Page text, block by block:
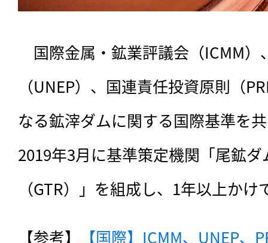
国際金属・鉱業評議会（ICMM）
（UNEP）、国連責任投資原則（
なる鉱滓ダムに関する国際基準を
2019年3月に基準策定機関「尾鉱
（GTR）」を組成し、1年以上か
【参考】
【国際】ICMM、UNEP